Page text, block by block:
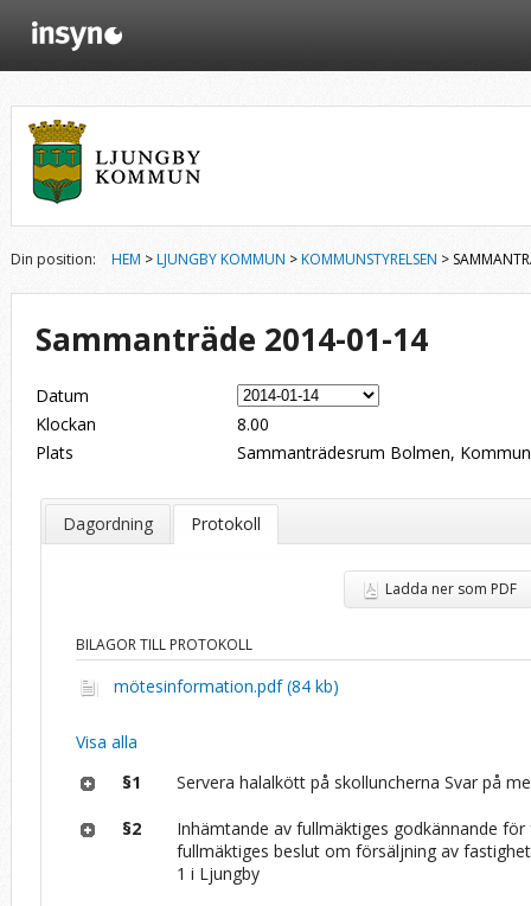
Din position: HEM > LJUNGBY KOMMUN >KOMMUNSTYRELSEN >
Sammanträde 2014-01-14
Datum
Klockan
8.00
Plats
Sammanträdesrum Bolmen,
Dagordning Protokoll
Ladda ner som PDF
BILAGOR TILL PROTOKOLL
mötesinformation.pdf (84 kb)
Visa alla
§1
Servera halalkött på skolluncherna Svar på
§2
Inhämtande av fullmäktiges godkännande
fullmäktiges beslut om försäljning av
1 i Ljungby